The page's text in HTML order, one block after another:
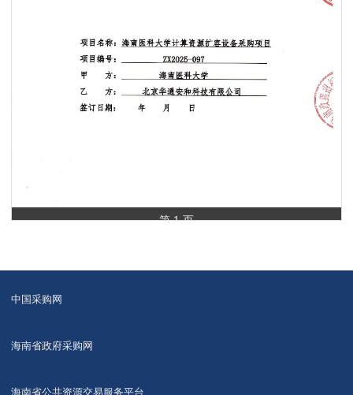
第 1 页
中国采购网
海南省政府采购网
海南省公共资源交易服务平台